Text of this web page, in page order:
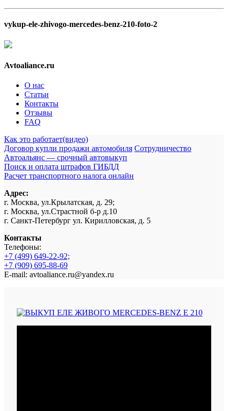
vykup-ele-zhivogo-mercedes-benz-210-foto-2
Avtoaliance.ru
О нас
Статьи
Контакты
Отзывы
FAQ
Как это работает(видео)
Договор купли продажи автомобиля Сотрудничество
Автоальянс — срочный автовыкуп
Поиск и оплата штрафов ГИБДД
Расчет транспортного налога онлайн
Адрес:
г. Москва, ул.Крылатская, д. 29;
г. Москва, ул.Страстной б-р д.10
г. Санкт-Петербург ул. Кирилловская, д. 5
Контакты
Телефоны:
+7 (499) 649-22-92;
+7 (909) 695-88-69
E-mail: avtoaliance.ru@yandex.ru